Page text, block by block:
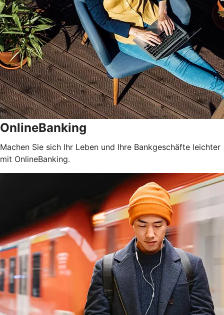
OnlineBanking
Machen Sie sich Ihr Leben und Ihre Bankgeschäfte leichter
mit OnlineBanking.